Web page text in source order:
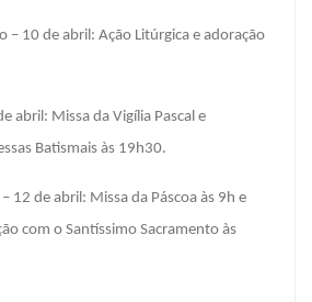
– 10 de abril: Ação Litúrgica e adoração
abril: Missa da Vigília Pascal e
Batismais às 19h30.
12 de abril: Missa da Páscoa às 9h e
com o Santíssimo Sacramento às